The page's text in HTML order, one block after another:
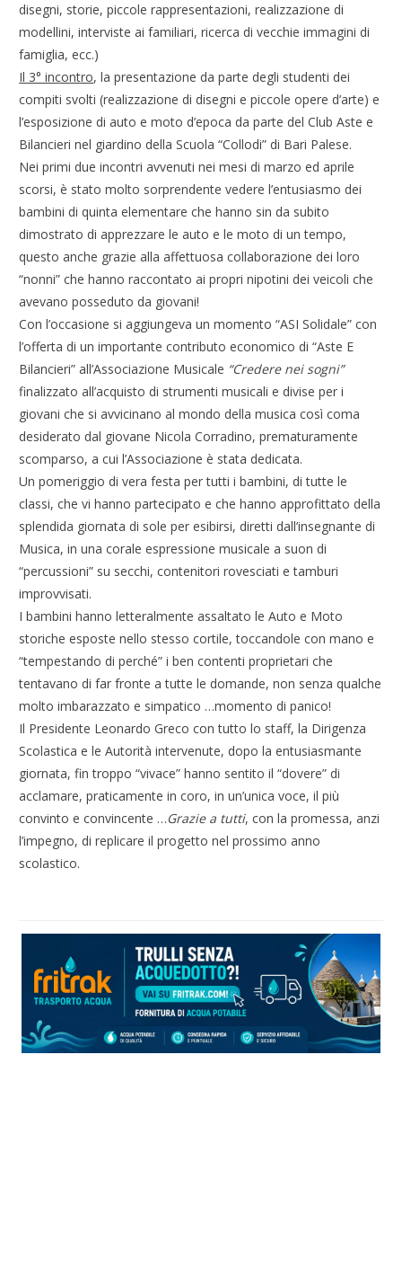
disegni, storie, piccole rappresentazioni, realizzazione di
modellini, interviste ai familiari, ricerca di vecchie immagini di
famiglia, ecc.)
Il 3° incontro, la presentazione da parte degli studenti dei
compiti svolti (realizzazione di disegni e piccole opere d’arte) e
l’esposizione di auto e moto d’epoca da parte del Club Aste e
Bilancieri nel giardino della Scuola “Collodi” di Bari Palese.
Nei primi due incontri avvenuti nei mesi di marzo ed aprile
scorsi, è stato molto sorprendente vedere l’entusiasmo dei
bambini di quinta elementare che hanno sin da subito
dimostrato di apprezzare le auto e le moto di un tempo,
questo anche grazie alla affettuosa collaborazione dei loro
“nonni” che hanno raccontato ai propri nipotini dei veicoli che
avevano posseduto da giovani!
Con l’occasione si aggiungeva un momento “ASI Solidale” con
l’offerta di un importante contributo economico di “Aste E
Bilancieri” all’Associazione Musicale “Credere nei sogni”
finalizzato all’acquisto di strumenti musicali e divise per i
giovani che si avvicinano al mondo della musica così coma
desiderato dal giovane Nicola Corradino, prematuramente
scomparso, a cui l’Associazione è stata dedicata.
Un pomeriggio di vera festa per tutti i bambini, di tutte le
classi, che vi hanno partecipato e che hanno approfittato della
splendida giornata di sole per esibirsi, diretti dall’insegnante di
Musica, in una corale espressione musicale a suon di
“percussioni” su secchi, contenitori rovesciati e tamburi
improvvisati.
I bambini hanno letteralmente assaltato le Auto e Moto
storiche esposte nello stesso cortile, toccandole con mano e
“tempestando di perché” i ben contenti proprietari che
tentavano di far fronte a tutte le domande, non senza qualche
molto imbarazzato e simpatico …momento di panico!
Il Presidente Leonardo Greco con tutto lo staff, la Dirigenza
Scolastica e le Autorità intervenute, dopo la entusiasmante
giornata, fin troppo “vivace” hanno sentito il “dovere” di
acclamare, praticamente in coro, in un’unica voce, il più
convinto e convincente …Grazie a tutti, con la promessa, anzi
l’impegno, di replicare il progetto nel prossimo anno
scolastico.